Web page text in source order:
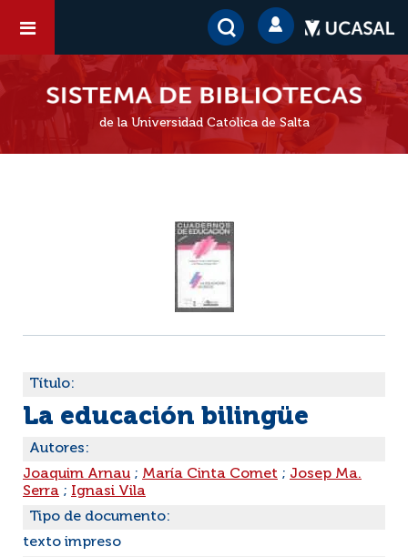
de la Universidad Católica de Salta
Título:
La educación bilingüe
Autores:
Joaquim Arnau ; María Cinta Comet ; Josep Ma.
Serra ; Ignasi Vila
Tipo de documento:
texto impreso